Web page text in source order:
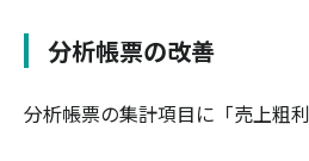
分析帳票の改善
分析帳票の集計項目に「売上粗